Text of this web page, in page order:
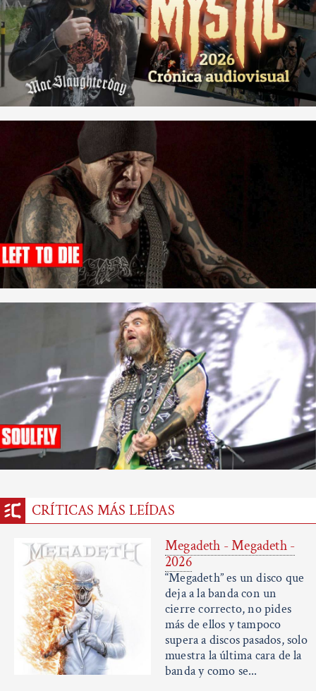
CRÍTICAS MÁS LEÍDAS
Megadeth - Megadeth -
2026
“Megadeth” es un disco que
deja a la banda con un
cierre correcto, no pides
más de ellos y tampoco
supera a discos pasados, solo
muestra la última cara de la
banda y como se...